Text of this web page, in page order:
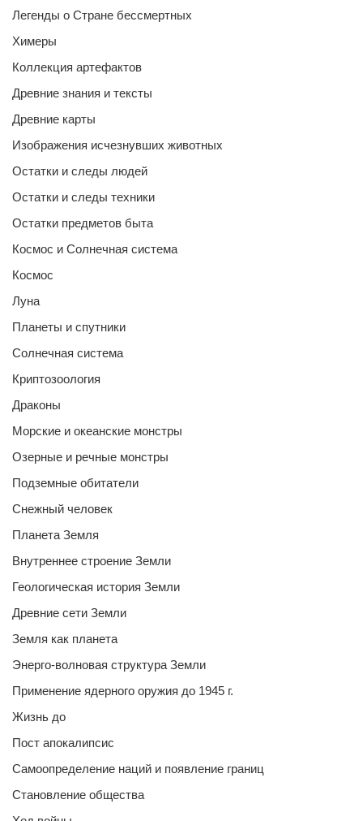
Легенды о Стране бессмертных
Химеры
Коллекция артефактов
Древние знания и тексты
Древние карты
Изображения исчезнувших животных
Остатки и следы людей
Остатки и следы техники
Остатки предметов быта
Космос и Солнечная система
Космос
Луна
Планеты и спутники
Солнечная система
Криптозоология
Драконы
Морские и океанские монстры
Озерные и речные монстры
Подземные обитатели
Снежный человек
Планета Земля
Внутреннее строение Земли
Геологическая история Земли
Древние сети Земли
Земля как планета
Энерго-волновая структура Земли
Применение ядерного оружия до 1945 г.
Жизнь до
Пост апокалипсис
Самоопределение наций и появление границ
Становление общества